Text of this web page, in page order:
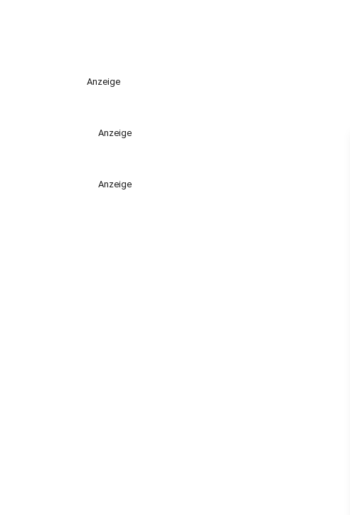
Anzeige
Anzeige
Anzeige